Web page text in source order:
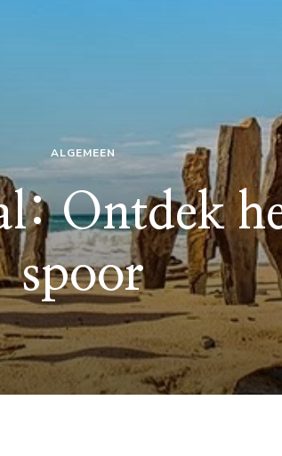
ALGEMEEN
Ontdek
spoor